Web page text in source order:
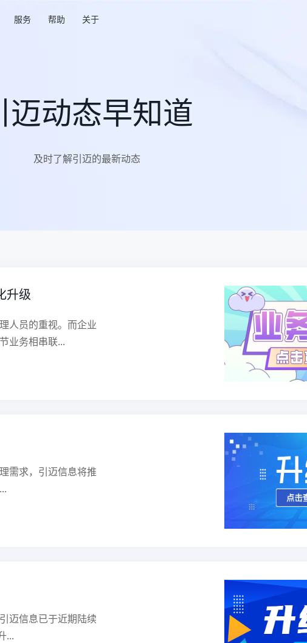
服务 帮助 关于
迈动态早知道
及时了解引迈的最新动态
升级
人员的重视。而企业
业务相串联...
需求，引迈信息将推
迈信息已于近期陆续
...